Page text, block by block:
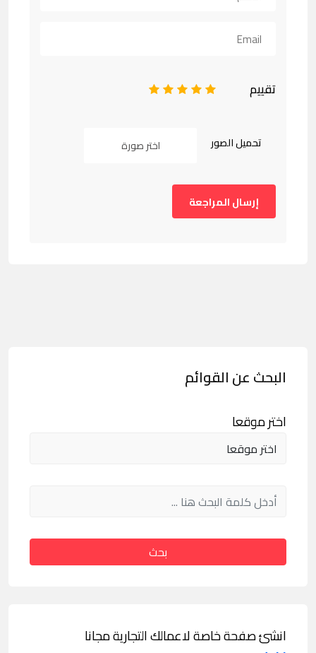
تقييم 5
4
3
2
تحميل الصور اختر صورة
البحث عن القوائم
اختر موقعا
بحث
انشئ صفحة خاصة لاعمالك التجارية مجانا